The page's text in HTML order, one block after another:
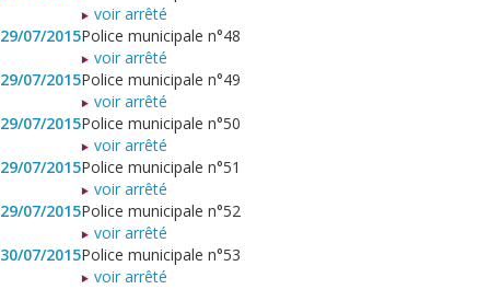
voir arrêté
29/07/2015Police municipale n°48
voir arrêté
29/07/2015Police municipale n°49
voir arrêté
29/07/2015Police municipale n°50
voir arrêté
29/07/2015Police municipale n°51
voir arrêté
29/07/2015Police municipale n°52
voir arrêté
30/07/2015Police municipale n°53
voir arrêté